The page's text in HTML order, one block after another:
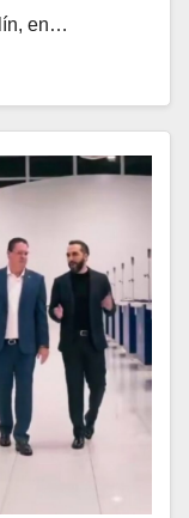
en…